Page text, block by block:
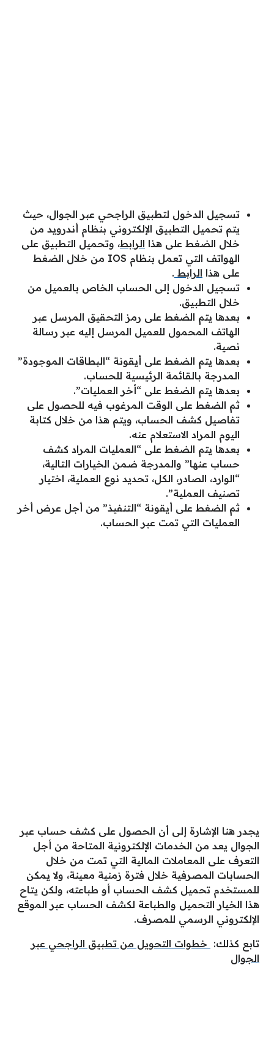
تسجيل الدخول لتطبيق الراجحي عبر الجوال، حيث
يتم تحميل التطبيق الإلكتروني بنظام أندرويد من
خلال الضغط على هذا الرابط، وتحميل التطبيق على
الهواتف التي تعمل بنظام IOS من خلال الضغط
على هذا الرابط .
تسجيل الدخول إلى الحساب الخاص بالعميل من
خلال التطبيق.
بعدها يتم الضغط على رمز التحقيق المرسل عبر
الهاتف المحمول للعميل المرسل إليه عبر رسالة
نصية.
بعدها يتم الضغط على أيقونة “البطاقات الموجودة”
المدرجة بالقائمة الرئيسية للحساب.
بعدها يتم الضغط على “أخر العمليات”.
ثم الضغط على الوقت المرغوب فيه للحصول على
تفاصيل كشف الحساب، ويتم هذا من خلال كتابة
اليوم المراد الاستعلام عنه.
بعدها يتم الضغط على “العمليات المراد كشف
حساب عنها” والمدرجة ضمن الخيارات التالية،
“الوارد، الصادر، الكل، تحديد نوع العملية، اختيار
تصنيف العملية”.
ثم الضغط على أيقونة “التنفيذ” من أجل عرض أخر
العمليات التي تمت عبر الحساب.
يجدر هنا الإشارة إلى أن الحصول على كشف حساب عبر
الجوال يعد من الخدمات الإلكترونية المتاحة من أجل
التعرف على المعاملات المالية التي تمت من خلال
الحسابات المصرفية خلال فترة زمنية معينة، ولا يمكن
للمستخدم تحميل كشف الحساب أو طباعته، ولكن يتاح
هذا الخيار التحميل والطباعة لكشف الحساب عبر الموقع
الإلكتروني الرسمي للمصرف.
تابع كذلك: خطوات التحويل من تطبيق الراجحي عبر
الجوال